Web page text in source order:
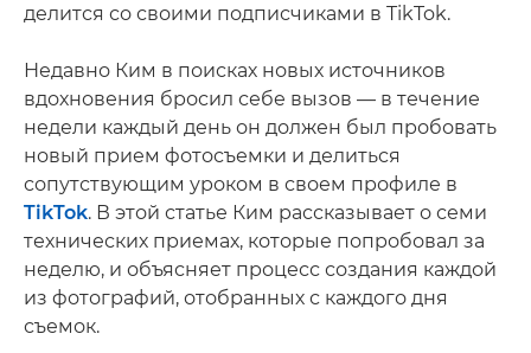
делится со своими подписчиками в TikTok.
Недавно Ким в поисках новых источников
вдохновения бросил себе вызов — в течение
недели каждый день он должен был пробовать
новый прием фотосъемки и делиться
сопутствующим уроком в своем профиле в
TikTok. В этой статье Ким рассказывает о семи
технических приемах, которые попробовал за
неделю, и объясняет процесс создания каждой
из фотографий, отобранных с каждого дня
съемок.